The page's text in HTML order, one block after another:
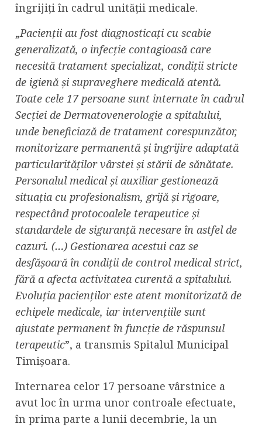
îngrijiți în cadrul unității medicale.
„Pacienții au fost diagnosticați cu scabie
generalizată, o infecție contagioasă care
necesită tratament specializat, condiții stricte
de igienă și supraveghere medicală atentă.
Toate cele 17 persoane sunt internate în cadrul
Secției de Dermatovenerologie a spitalului,
unde beneficiază de tratament corespunzător,
monitorizare permanentă și îngrijire adaptată
particularităților vârstei și stării de sănătate.
Personalul medical și auxiliar gestionează
situația cu profesionalism, grijă și rigoare,
respectând protocoalele terapeutice și
standardele de siguranță necesare în astfel de
cazuri. (…) Gestionarea acestui caz se
desfășoară în condiții de control medical strict,
fără a afecta activitatea curentă a spitalului.
Evoluția pacienților este atent monitorizată de
echipele medicale, iar intervențiile sunt
ajustate permanent în funcție de răspunsul
terapeutic”, a transmis Spitalul Municipal
Timișoara.
Internarea celor 17 persoane vârstnice a
avut loc în urma unor controale efectuate,
în prima parte a lunii decembrie, la un